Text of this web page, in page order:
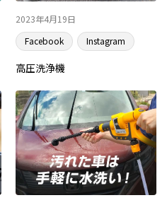
2023年4月19日
Facebook
Instagram
高圧洗浄機